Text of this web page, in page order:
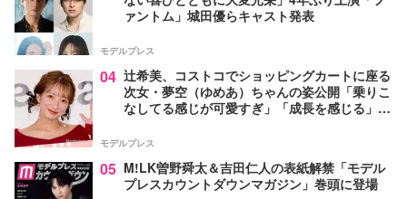
ァントム」城田優らキャスト発表
モデルプレス
04 辻希美、コストコでショッピングカートに座る
次女・夢空（ゆめあ）ちゃんの姿公開「乗りこ
なしてる感じが可愛すぎ」「成長を感じる」の
モデルプレス
05 M!LK曽野舜太＆吉田仁人の表紙解禁「モデル
プレスカウントダウンマガジン」巻頭に登場